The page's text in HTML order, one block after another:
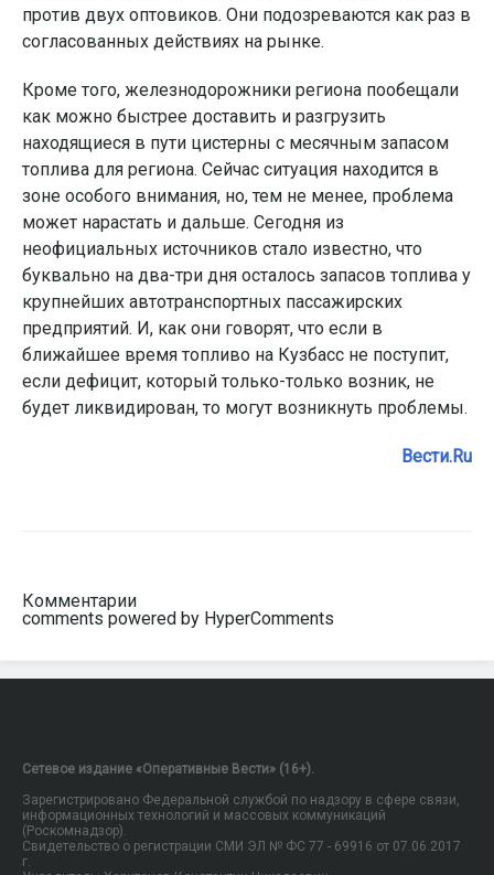
против двух оптовиков. Они подозреваются как раз в
согласованных действиях на рынке.
Кроме того, железнодорожники региона пообещали
как можно быстрее доставить и разгрузить
находящиеся в пути цистерны с месячным запасом
топлива для региона. Сейчас ситуация находится в
зоне особого внимания, но, тем не менее, проблема
может нарастать и дальше. Сегодня из
неофициальных источников стало известно, что
буквально на два-три дня осталось запасов топлива у
крупнейших автотранспортных пассажирских
предприятий. И, как они говорят, что если в
ближайшее время топливо на Кузбасс не поступит,
если дефицит, который только-только возник, не
будет ликвидирован, то могут возникнуть проблемы.
Вести.Ru
Комментарии
comments powered by HyperComments
Сетевое издание «Оперативные Вести» (16+).
Зарегистрировано Федеральной службой по надзору в сфере связи,
информационных технологий и массовых коммуникаций
(Роскомнадзор).
Свидетельство о регистрации СМИ ЭЛ № ФС 77 - 69916 от 07.06.2017
г.